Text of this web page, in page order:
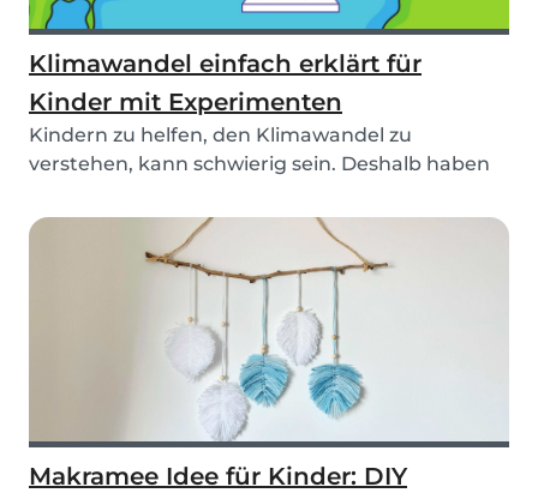
Klimawandel einfach erklärt für
Kinder mit Experimenten
Kindern zu helfen, den Klimawandel zu
verstehen, kann schwierig sein. Deshalb haben
Makramee Idee für Kinder: DIY